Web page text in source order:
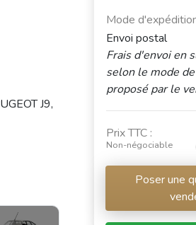
J9,
Mode
Envoi postal
Frais d'envoi en
selon le mode
proposé par le
Prix TTC :
Non-négociable
Poser une